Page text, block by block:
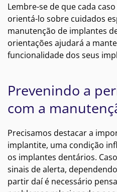
Lembre-se de que cada
orientá-lo sobre cuidados
manutenção de implantes
orientações ajudará a
funcionalidade dos seus
Prevenindo a
com a
Precisamos destacar a
implantite, uma condição
os implantes dentários.
sinais de alerta,
partir daí é necessário